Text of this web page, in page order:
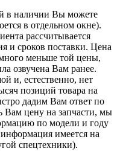
в наличии Вы можете
в отдельном окне).
рассчитывается
и сроков поставки. Цена
меньше той цены,
озвучена Вам ранее.
и, естественно, нет
позиций товара на
дадим Вам ответ по
Вам цену на запчасти, мы
по модели и году
имеется на
спецтехники).